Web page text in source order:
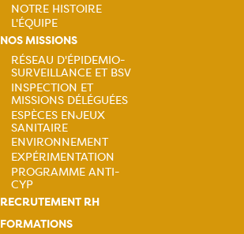
Navigation
principale
NOTRE HISTOIRE
L'ÉQUIPE
NOS MISSIONS
Navigation
principale
RÉSEAU D'ÉPIDEMIO-
SURVEILLANCE ET BSV
INSPECTION ET
MISSIONS DÉLÉGUÉES
ESPÈCES ENJEUX
SANITAIRE
ENVIRONNEMENT
EXPÉRIMENTATION
PROGRAMME ANTI-
CYP
RECRUTEMENT RH
FORMATIONS